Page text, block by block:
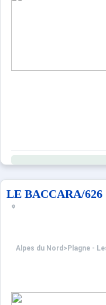
LE BACCARA/626
Alpes du Nord > Plagne -